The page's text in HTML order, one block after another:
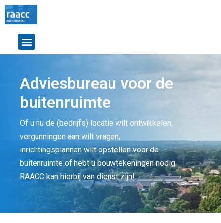
Adviesbureau voor de
buitenruimte
Of u nu de (bedrijfs) locatie wilt ontwikkelen,
vergunningen aan wilt vragen,
inrichtingsplannen wilt opstellen voor de
buitenruimte of hebt u bouwtekeningen nodig.
RAACC kan hierbij van dienst zijn!